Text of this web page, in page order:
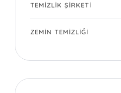
TEMIZLIK ŞIRKETI
ZEMIN TEMIZLIĞI